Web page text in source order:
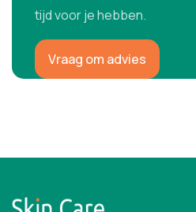
tijd voor je hebben.
Vraag om advies